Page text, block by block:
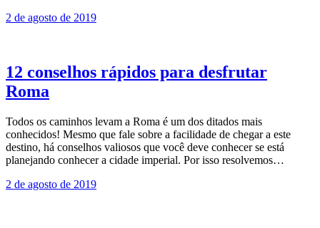
2 de agosto de 2019
12 conselhos rápidos para desfrutar
Roma
Todos os caminhos levam a Roma é um dos ditados mais
conhecidos! Mesmo que fale sobre a facilidade de chegar a este
destino, há conselhos valiosos que você deve conhecer se está
planejando conhecer a cidade imperial. Por isso resolvemos…
2 de agosto de 2019